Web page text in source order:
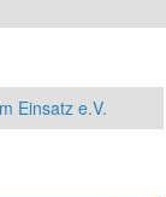
Einsatz e.V.